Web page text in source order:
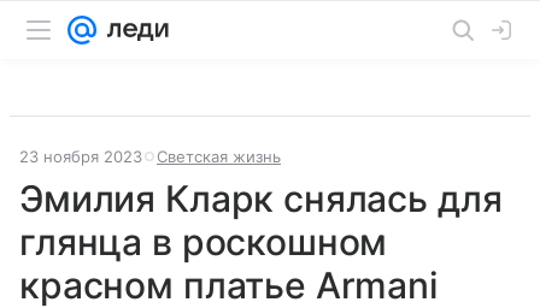
23 ноября 2023 Светская жизнь
Эмилия Кларк снялась для
глянца в роскошном
красном платье Armani